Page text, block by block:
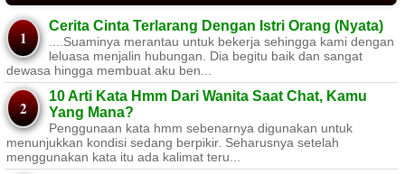
Cerita Cinta Terlarang Dengan Istri Orang (Nyata)
....Suaminya merantau untuk bekerja sehingga kami dengan
leluasa menjalin hubungan. Dia begitu baik dan sangat
dewasa hingga membuat aku ben...
10 Arti Kata Hmm Dari Wanita Saat Chat, Kamu
Yang Mana?
Penggunaan kata hmm sebenarnya digunakan untuk
menunjukkan kondisi sedang berpikir. Seharusnya setelah
menggunakan kata itu ada kalimat teru...